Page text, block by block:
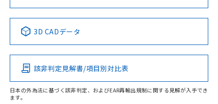
Pb Hg Cd Cr(VI)
O
No No No No
この製品の規格認証/適合状況ページへ
その他の認証はこちらのページからご検索ください
3D CADデータ
該非判定見解書/項目別対比表
日本の外為法に基づく該非判定、およびEAR再輸出規制に関する見解が入手でき
ます。